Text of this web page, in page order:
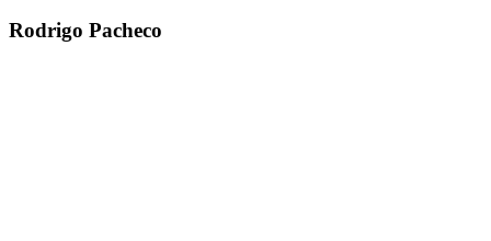
Rodrigo Pacheco